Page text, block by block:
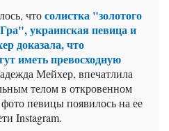
чтосолистка "золотого
украинская певица и
доказала, что
иметь превосходную
Мейхер, впечатлила
телом в откровенном
певицы появилось на ее
Instagram.